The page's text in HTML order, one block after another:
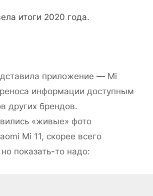
приложение — Mi
информации доступным
других брендов.
«живые» фото
Mi 11, скорее всего
показать-то надо: